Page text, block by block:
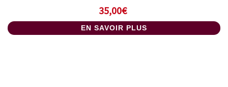
35,00€
EN SAVOIR PLUS